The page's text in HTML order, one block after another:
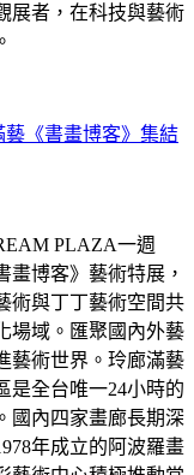
展者，在科技與藝術
《書畫博客》集結
PLAZA一週
畫博客》藝術特展，
術與丁丁藝術空間共
場域。匯聚國內外藝
藝術世界。玲廊滿藝
是全台唯一24小時的
國內四家畫廊長期深
年成立的阿波羅畫